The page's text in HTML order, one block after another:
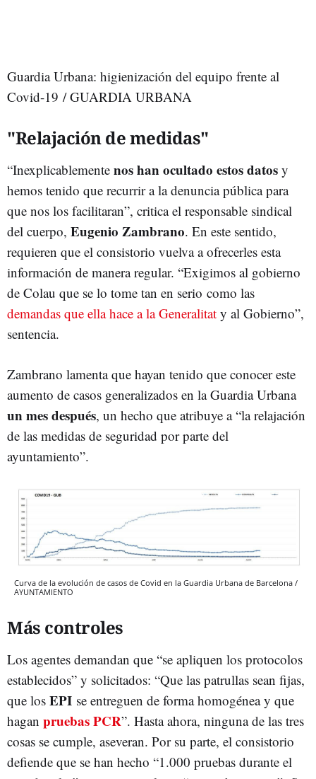
Guardia Urbana: higienización del equipo frente al
Covid-19 / GUARDIA URBANA
"Relajación de medidas"
“Inexplicablemente nos han ocultado estos datos y
hemos tenido que recurrir a la denuncia pública para
que nos los facilitaran”, critica el responsable sindical
del cuerpo, Eugenio Zambrano. En este sentido,
requieren que el consistorio vuelva a ofrecerles esta
información de manera regular. “Exigimos al gobierno
de Colau que se lo tome tan en serio como las
demandas que ella hace a la Generalitat y al Gobierno”,
sentencia.
Zambrano lamenta que hayan tenido que conocer este
aumento de casos generalizados en la Guardia Urbana
un mes después, un hecho que atribuye a “la relajación
de las medidas de seguridad por parte del
ayuntamiento”.
Curva de la evolución de casos de Covid en la Guardia Urbana de Barcelona /
AYUNTAMIENTO
Más controles
Los agentes demandan que “se apliquen los protocolos
establecidos” y solicitados: “Que las patrullas sean fijas,
que los EPI se entreguen de forma homogénea y que
hagan pruebas PCR”. Hasta ahora, ninguna de las tres
cosas se cumple, aseveran. Por su parte, el consistorio
defiende que se han hecho “1.000 pruebas durante el